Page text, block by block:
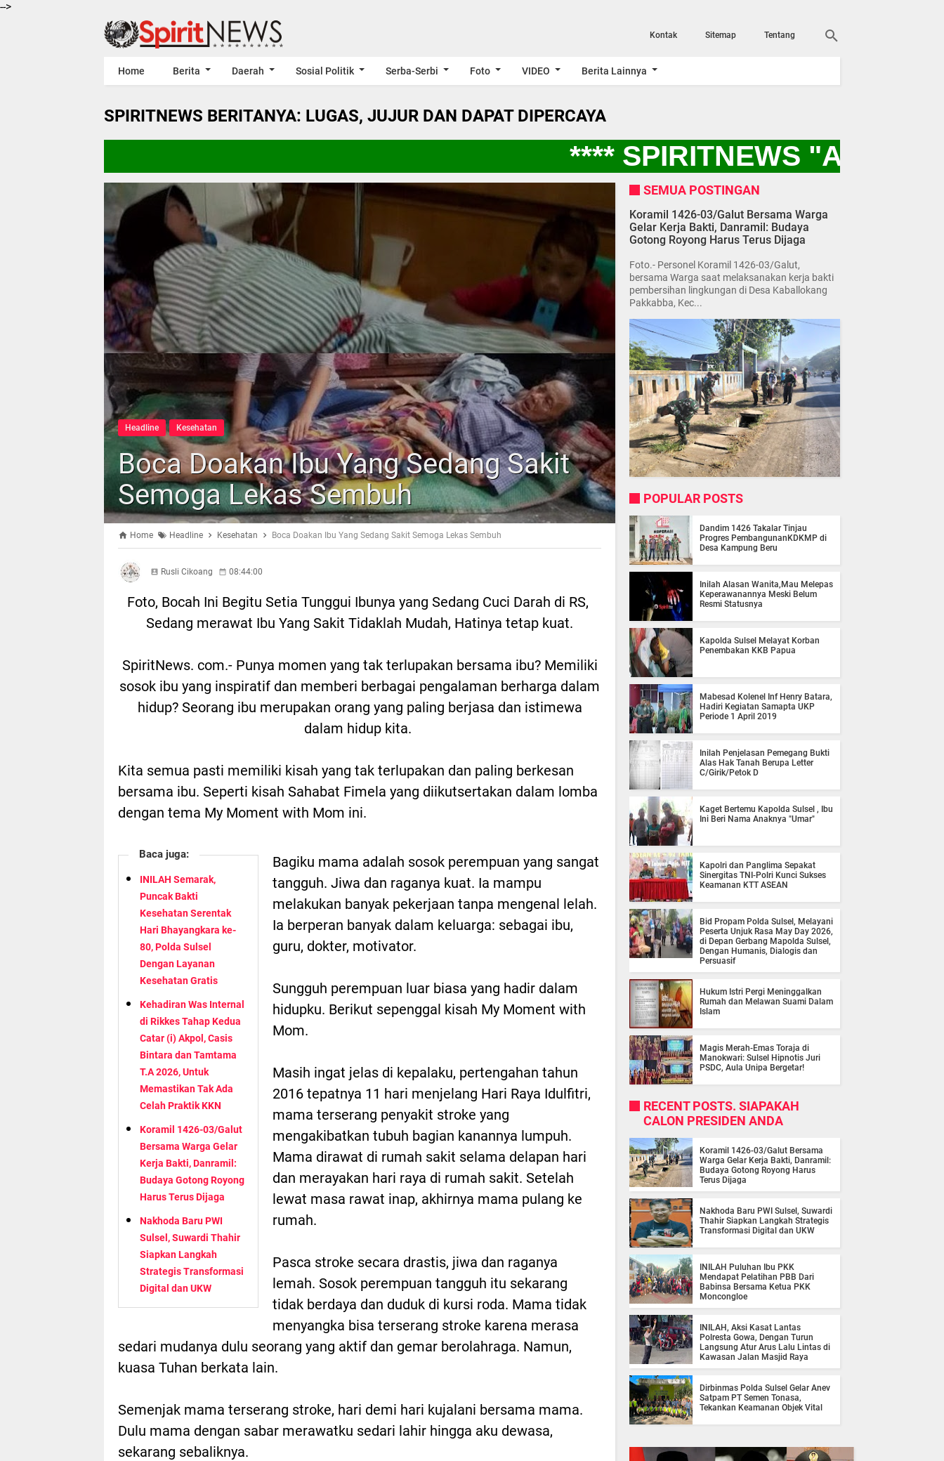
-->
Kontak Sitemap Tentang
Home Berita Daerah Sosial Politik Serba-Serbi Foto VIDEO Berita Lainnya
SPIRITNEWS BERITANYA: LUGAS, JUJUR DAN DAPAT DIPERCAYA
**** SPIRITNEWS "AYO KITA
Headline Kesehatan
Boca Doakan Ibu Yang Sedang Sakit
Semoga Lekas Sembuh
Home Headline Kesehatan Boca Doakan Ibu Yang Sedang Sakit Semoga Lekas Sembuh
Rusli Cikoang 08:44:00
Foto, Bocah Ini Begitu Setia Tunggui Ibunya yang Sedang Cuci Darah di RS,
Sedang merawat Ibu Yang Sakit Tidaklah Mudah, Hatinya tetap kuat.
SpiritNews. com.- Punya momen yang tak terlupakan bersama ibu? Memiliki
sosok ibu yang inspiratif dan memberi berbagai pengalaman berharga dalam
hidup? Seorang ibu merupakan orang yang paling berjasa dan istimewa
dalam hidup kita.
Kita semua pasti memiliki kisah yang tak terlupakan dan paling berkesan
bersama ibu. Seperti kisah Sahabat Fimela yang diikutsertakan dalam lomba
dengan tema My Moment with Mom ini.
Baca juga:
INILAH Semarak,
Puncak Bakti
Kesehatan Serentak
Hari Bhayangkara ke-
80, Polda Sulsel
Dengan Layanan
Kesehatan Gratis
Kehadiran Was Internal
di Rikkes Tahap Kedua
Catar (i) Akpol, Casis
Bintara dan Tamtama
T.A 2026, Untuk
Memastikan Tak Ada
Celah Praktik KKN
Koramil 1426-03/Galut
Bersama Warga Gelar
Kerja Bakti, Danramil:
Budaya Gotong Royong
Harus Terus Dijaga
Nakhoda Baru PWI
Sulsel, Suwardi Thahir
Siapkan Langkah
Strategis Transformasi
Digital dan UKW
Bagiku mama adalah sosok perempuan yang sangat
tangguh. Jiwa dan raganya kuat. Ia mampu
melakukan banyak pekerjaan tanpa mengenal lelah.
Ia berperan banyak dalam keluarga: sebagai ibu,
guru, dokter, motivator.
Sungguh perempuan luar biasa yang hadir dalam
hidupku. Berikut sepenggal kisah My Moment with
Mom.
Masih ingat jelas di kepalaku, pertengahan tahun
2016 tepatnya 11 hari menjelang Hari Raya Idulfitri,
mama terserang penyakit stroke yang
mengakibatkan tubuh bagian kanannya lumpuh.
Mama dirawat di rumah sakit selama delapan hari
dan merayakan hari raya di rumah sakit. Setelah
lewat masa rawat inap, akhirnya mama pulang ke
rumah.
Pasca stroke secara drastis, jiwa dan raganya
lemah. Sosok perempuan tangguh itu sekarang
tidak berdaya dan duduk di kursi roda. Mama tidak
menyangka bisa terserang stroke karena merasa
sedari mudanya dulu seorang yang aktif dan gemar berolahraga. Namun,
kuasa Tuhan berkata lain.
Semenjak mama terserang stroke, hari demi hari kujalani bersama mama.
Dulu mama dengan sabar merawatku sedari lahir hingga aku dewasa,
sekarang sebaliknya.
SEMUA POSTINGAN
Koramil 1426-03/Galut Bersama Warga
Gelar Kerja Bakti, Danramil: Budaya
Gotong Royong Harus Terus Dijaga
Foto.- Personel Koramil 1426-03/Galut,
bersama Warga saat melaksanakan kerja bakti
pembersihan lingkungan di Desa Kaballokang
Pakkabba, Kec...
POPULAR POSTS
Dandim 1426 Takalar Tinjau
Progres PembangunanKDKMP di
Desa Kampung Beru
Inilah Alasan Wanita,Mau Melepas
Keperawanannya Meski Belum
Resmi Statusnya
Kapolda Sulsel Melayat Korban
Penembakan KKB Papua
Mabesad Kolenel Inf Henry Batara,
Hadiri Kegiatan Samapta UKP
Periode 1 April 2019
Inilah Penjelasan Pemegang Bukti
Alas Hak Tanah Berupa Letter
C/Girik/Petok D
Kaget Bertemu Kapolda Sulsel , Ibu
Ini Beri Nama Anaknya "Umar"
Kapolri dan Panglima Sepakat
Sinergitas TNI-Polri Kunci Sukses
Keamanan KTT ASEAN
Bid Propam Polda Sulsel, Melayani
Peserta Unjuk Rasa May Day 2026,
di Depan Gerbang Mapolda Sulsel,
Dengan Humanis, Dialogis dan
Persuasif
Hukum Istri Pergi Meninggalkan
Rumah dan Melawan Suami Dalam
Islam
Magis Merah-Emas Toraja di
Manokwari: Sulsel Hipnotis Juri
PSDC, Aula Unipa Bergetar!
RECENT POSTS. SIAPAKAH
CALON PRESIDEN ANDA
Koramil 1426-03/Galut Bersama
Warga Gelar Kerja Bakti, Danramil:
Budaya Gotong Royong Harus
Terus Dijaga
Nakhoda Baru PWI Sulsel, Suwardi
Thahir Siapkan Langkah Strategis
Transformasi Digital dan UKW
INILAH Puluhan Ibu PKK
Mendapat Pelatihan PBB Dari
Babinsa Bersama Ketua PKK
Moncongloe
INILAH, Aksi Kasat Lantas
Polresta Gowa, Dengan Turun
Langsung Atur Arus Lalu Lintas di
Kawasan Jalan Masjid Raya
Dirbinmas Polda Sulsel Gelar Anev
Satpam PT Semen Tonasa,
Tekankan Keamanan Objek Vital